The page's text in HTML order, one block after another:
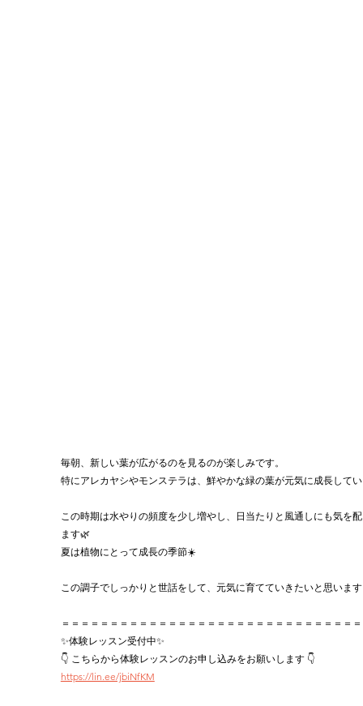
毎朝、新しい葉が広がるのを見るのが楽しみです。
特にアレカヤシやモンステラは、鮮やかな緑の葉が元気に成長して
この時期は水やりの頻度を少し増やし、日当たりと風通しにも気を
ます🌿
夏は植物にとって成長の季節☀️
この調子でしっかりと世話をして、元気に育てていきたいと思いま
＝＝＝＝＝＝＝＝＝＝＝＝＝＝＝＝＝＝＝＝＝＝＝＝＝＝＝＝＝＝
✨体験レッスン受付中✨
👇 こちらから体験レッスンのお申し込みをお願いします 👇
https://lin.ee/jbiNfKM